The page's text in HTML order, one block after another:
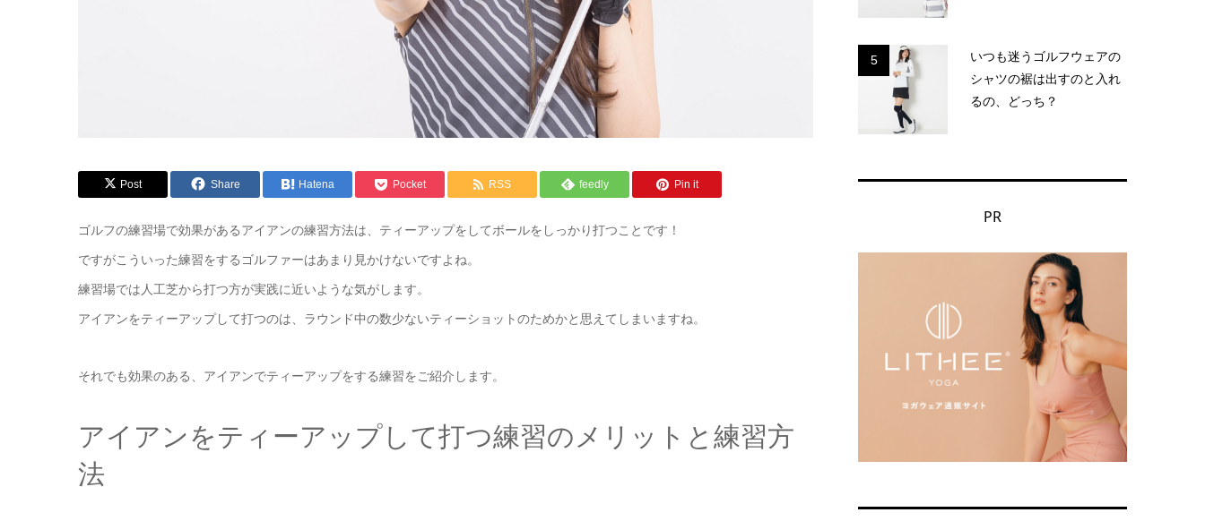
Post Share Hatena Pocket RSS feedly Pin it
ゴルフの練習場で効果があるアイアンの練習方法は、ティーアップをしてボールをしっかり打つことです！
ですがこういった練習をするゴルファーはあまり見かけないですよね。
練習場では人工芝から打つ方が実践に近いような気がします。
アイアンをティーアップして打つのは、ラウンド中の数少ないティーショットのためかと思えてしまいますね。
それでも効果のある、アイアンでティーアップをする練習をご紹介します。
アイアンをティーアップして打つ練習のメリットと練習方
法
5
いつも迷うゴルフウェアの
シャツの裾は出すのと入れ
るの、どっち？
PR